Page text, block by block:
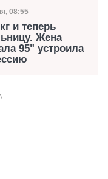
08:55
и теперь
Жена
95" устроила